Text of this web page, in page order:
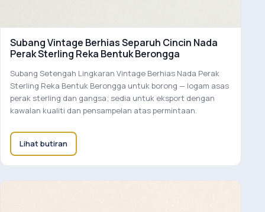
Subang Vintage Berhias Separuh Cincin Nada
Perak Sterling Reka Bentuk Berongga
Subang Setengah Lingkaran Vintage Berhias Nada Perak
Sterling Reka Bentuk Berongga untuk borong — logam asas
perak sterling dan gangsa; sedia untuk eksport dengan
kawalan kualiti dan pensampelan atas permintaan.
Lihat butiran